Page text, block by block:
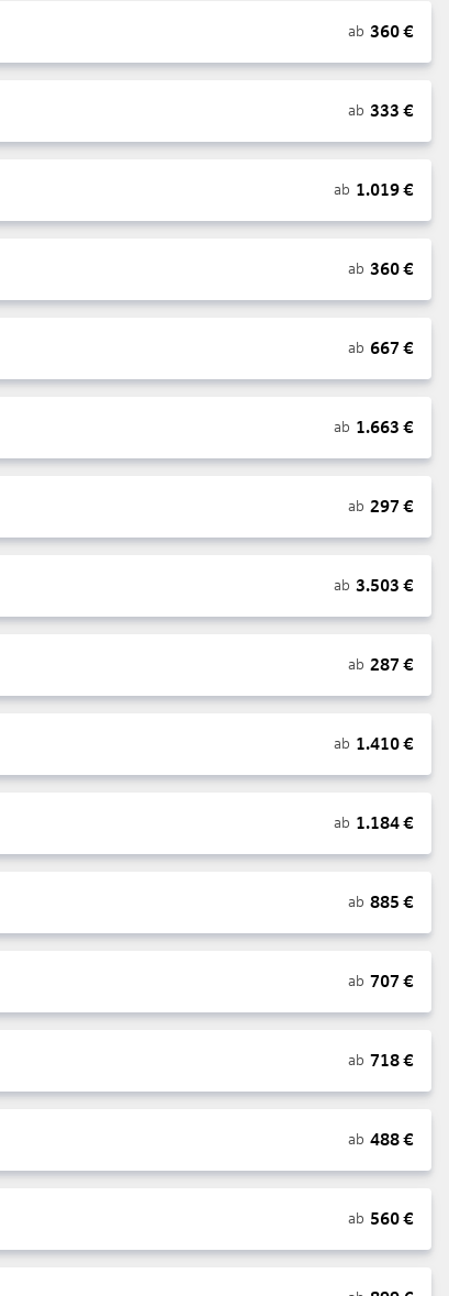
ab 360€
ab 333 €
ab 1.019€
ab 360€
ab 667 €
ab 1.663 €
ab 297 €
ab 3.503 €
ab 287 €
ab 1.410€
ab 1.184€
ab 885 €
ab 707 €
ab 718€
ab 488€
ab 560€